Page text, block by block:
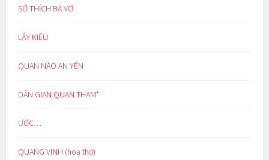
SỞ THÍCH BÁ VƠ
LẨY KIỀU
QUAN NÀO AN YÊN
DÂN GIAN QUAN THAM*
ƯỚC…
QUANG VINH (hoạ thơ)